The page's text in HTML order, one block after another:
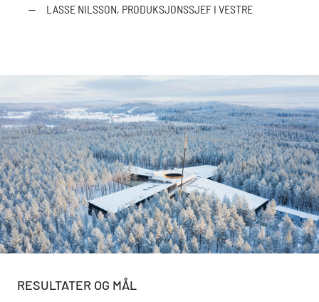
— LASSE NILSSON, PRODUKSJONSSJEF I VESTRE
RESULTATER OG MÅL